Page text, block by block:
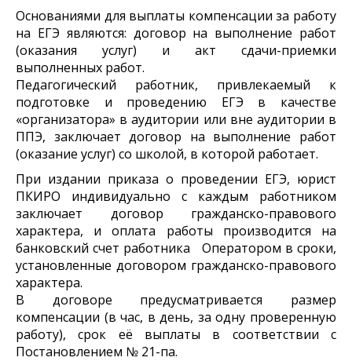
Основаниями для выплаты компенсации за работу
на ЕГЭ являются: договор на выполнение работ
(оказания услуг) и акт сдачи-приемки
выполненных работ.
Педагогический работник, привлекаемый к
подготовке и проведению ЕГЭ в качестве
«организатора» в аудитории или вне аудитории в
ППЭ, заключает договор на выполнение работ
(оказание услуг) со школой, в которой работает.
При издании приказа о проведении ЕГЭ, юрист
ПКИРО индивидуально с каждым работником
заключает договор гражданско-правового
характера, и оплата работы производится на
банковский счет работника Оператором в сроки,
установленные договором гражданско-правового
характера.
В договоре предусматривается размер
компенсации (в час, в день, за одну проверенную
работу), срок её выплаты в соответствии с
Постановлением № 21-па.